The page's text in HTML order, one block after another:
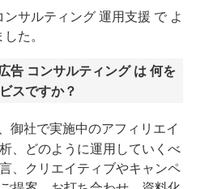
サルティング 運用支援 で よ
た。
告 コンサルティング は 何を
スですか？
御社で実施中のアフィリエイ
、どのように運用していくべ
、クリエイティブやキャンペ